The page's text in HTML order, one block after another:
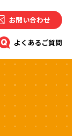
よくあるご質問
お問い合わせ